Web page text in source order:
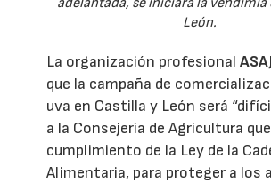
León.
La organización profesional
que la campaña de
uva en Castilla y León será
a la Consejería de Agricultura
cumplimiento de la Ley de la
Alimentaria, para proteger a los